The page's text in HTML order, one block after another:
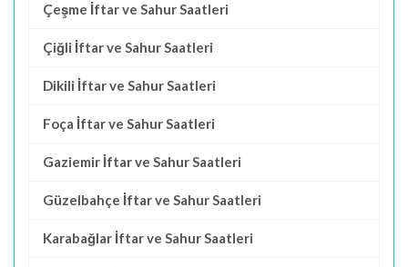
Çeşme İftar ve Sahur Saatleri
Çiğli İftar ve Sahur Saatleri
Dikili İftar ve Sahur Saatleri
Foça İftar ve Sahur Saatleri
Gaziemir İftar ve Sahur Saatleri
Güzelbahçe İftar ve Sahur Saatleri
Karabağlar İftar ve Sahur Saatleri